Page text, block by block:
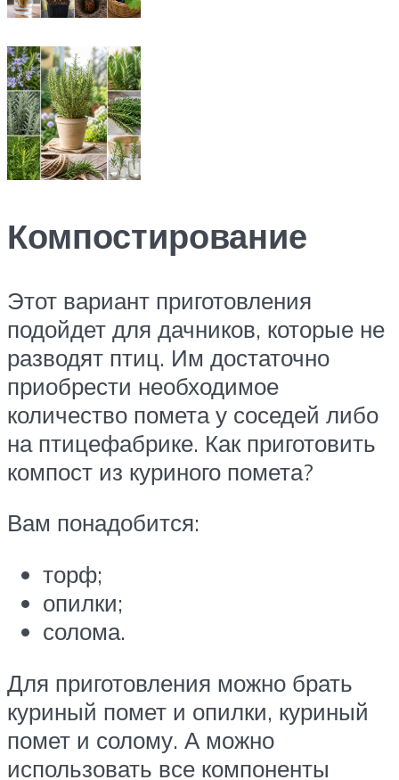
Компостирование
Этот вариант приготовления
подойдет для дачников, которые не
разводят птиц. Им достаточно
приобрести необходимое
количество помета у соседей либо
на птицефабрике. Как приготовить
компост из куриного помета?
Вам понадобится:
торф;
опилки;
солома.
Для приготовления можно брать
куриный помет и опилки, куриный
помет и солому. А можно
использовать все компоненты